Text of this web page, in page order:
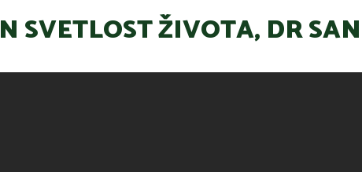
SVETLOST ŽIVOTA, DR